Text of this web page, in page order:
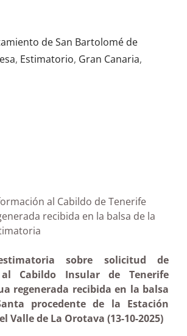
de San Bartolomé de
, Estimatorio, Gran Canaria,
al Cabildo de Tenerife
recibida en la balsa de la
sobre solicitud de
Cabildo Insular de Tenerife
regenerada recibida en la balsa
procedente de la Estación
Valle de La Orotava (13-10-2025)